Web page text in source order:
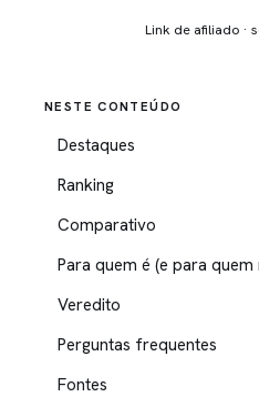
Link de afiliado ·
NESTE CONTEÚDO
Destaques
Ranking
Comparativo
Para quem é (e para quem
Veredito
Perguntas frequentes
Fontes